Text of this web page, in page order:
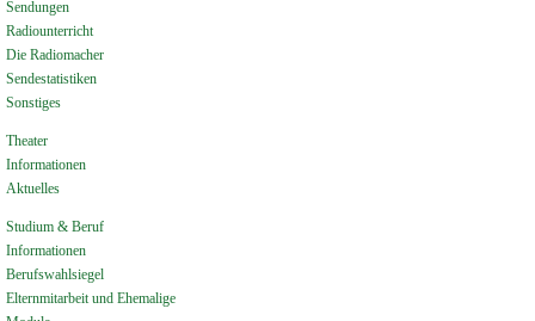
Sendungen
Radiounterricht
Die Radiomacher
Sendestatistiken
Sonstiges
Theater
Informationen
Aktuelles
Studium & Beruf
Informationen
Berufswahlsiegel
Elternmitarbeit und Ehemalige